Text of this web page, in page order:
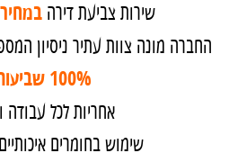
שירות צביעת דירה
החברה מונה צוות עתיר ניסיון
100% שביעות רצון
אחריות לכל עבודה
שימוש בחומרים